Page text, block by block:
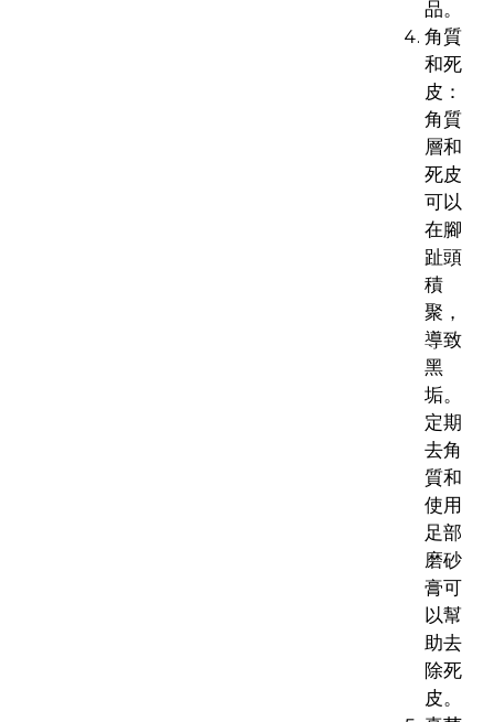
品。
角質
和死
皮：
角質
層和
死皮
可以
在腳
趾頭
積
聚，
導致
黑
垢。
定期
去角
質和
使用
足部
磨砂
膏可
以幫
助去
除死
皮。